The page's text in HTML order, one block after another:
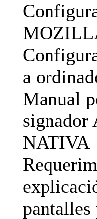
a
Manual
signador
NATIVA
pantalles